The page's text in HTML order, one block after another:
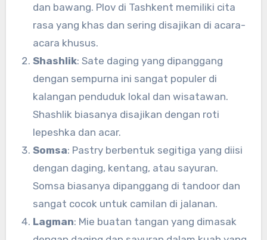
dan bawang. Plov di Tashkent memiliki cita
rasa yang khas dan sering disajikan di acara-
acara khusus.
Shashlik: Sate daging yang dipanggang
dengan sempurna ini sangat populer di
kalangan penduduk lokal dan wisatawan.
Shashlik biasanya disajikan dengan roti
lepeshka dan acar.
Somsa: Pastry berbentuk segitiga yang diisi
dengan daging, kentang, atau sayuran.
Somsa biasanya dipanggang di tandoor dan
sangat cocok untuk camilan di jalanan.
Lagman: Mie buatan tangan yang dimasak